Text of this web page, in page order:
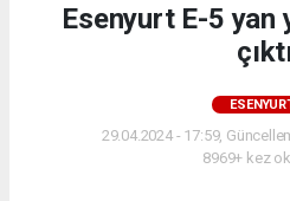
Esenyurt E-5 yan
29.04.2024 - 17:59,
8969+ kez